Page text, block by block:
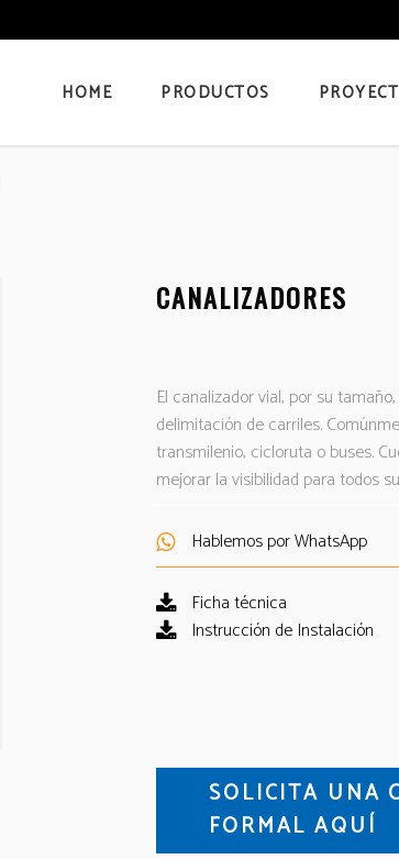
HOME PRODUCTOS
CANALIZADORES
El canalizador vial, por su
delimitación de carriles.
transmilenio, cicloruta o buses.
mejorar la visibilidad para todos
Hablemos por WhatsApp
Ficha técnica
Instrucción de Instalación
SOLICITA UNA
FORMAL AQUÍ